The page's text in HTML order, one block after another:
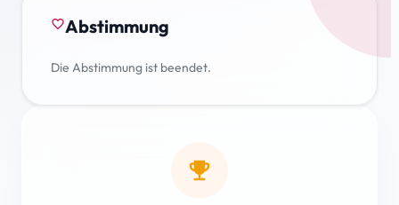
favorite_borderAbstimmung
Die Abstimmung ist beendet.
emoji_events